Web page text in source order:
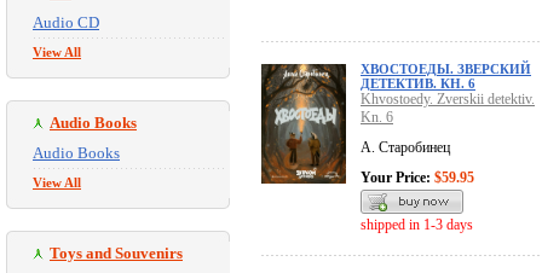
Audio CD
View All
Audio Books
Audio Books
View All
Toys and Souvenirs
ХВОСТОЕДЫ. ЗВЕРСКИЙ
ДЕТЕКТИВ. КН. 6
Khvostoedy. Zverskii detektiv.
Kn. 6
А. Старобинец
Your Price: $59.95
shipped in 1-3 days